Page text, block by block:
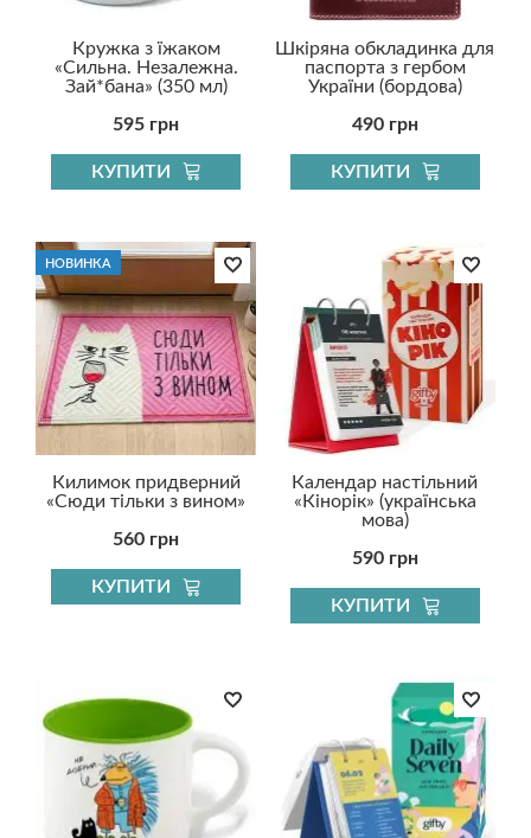
Кружка з їжаком
«Сильна. Незалежна.
Зай*бана» (350 мл)
595 грн
КУПИТИ
Шкіряна обкладинка для
паспорта з гербом
України (бордова)
490 грн
КУПИТИ
НОВИНКА
Килимок придверний
«Сюди тільки з вином»
560 грн
КУПИТИ
Календар настільний
«Кінорік» (українська
мова)
590 грн
КУПИТИ